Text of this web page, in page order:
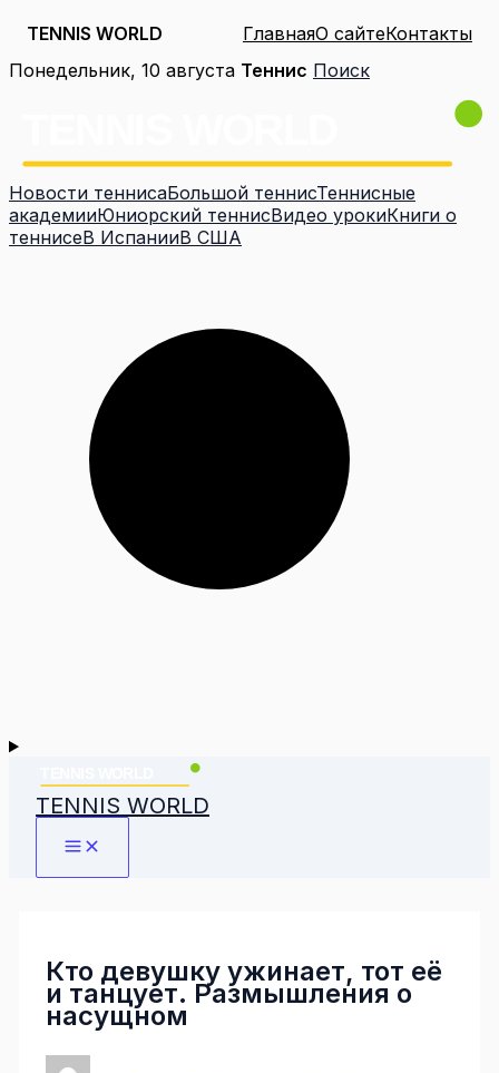
TENNIS WORLD ГлавнаяО сайтеКонтакты
Перейти
Понедельник, 10 августа Теннис Поиск
Новости теннисаБольшой теннисТеннисные
академииЮниорский теннисВидео урокиКниги о
теннисеВ ИспанииВ США
TENNIS WORLD
Кто девушку ужинает, тот её
и танцует. Размышления о
насущном